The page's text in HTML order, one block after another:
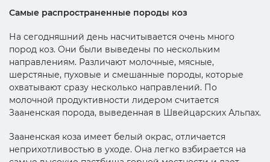
Самые распространенные породы коз
На сегодняшний день насчитывается очень много
пород коз. Они были выведены по нескольким
направлениям. Различают молочные, мясные,
шерстяные, пуховые и смешанные породы, которые
охватывают сразу несколько направлений. По
молочной продуктивности лидером считается
Зааненская порода, выведенная в Швейцарских Альпах.
Зааненская коза имеет белый окрас, отличается
неприхотливостью в уходе. Она легко взбирается на